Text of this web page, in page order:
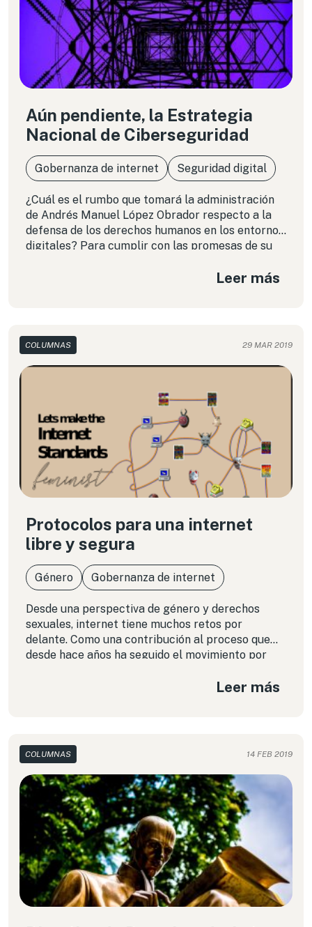
Aún pendiente, la Estrategia
Nacional de Ciberseguridad
Gobernanza de internet Seguridad digital
¿Cuál es el rumbo que tomará la administración
de Andrés Manuel López Obrador respecto a la
defensa de los derechos humanos en los entornos
digitales? Para cumplir con las promesas de su
Leer más
COLUMNAS 29 MAR 2019
Protocolos para una internet
libre y segura
Género Gobernanza de internet
Desde una perspectiva de género y derechos
sexuales, internet tiene muchos retos por
delante. Como una contribución al proceso que
desde hace años ha seguido el movimiento por
diseño de la arquitectura de internet, en las capas
Leer más
COLUMNAS 14 FEB 2019